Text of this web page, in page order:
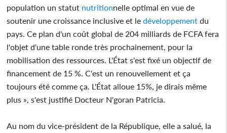
population un statut nutritionnelle optimal en vue de
soutenir une croissance inclusive et le développement du
pays. Ce plan d'un coût global de 204 milliards de FCFA fera
l'objet d'une table ronde très prochainement, pour la
mobilisation des ressources. L'État s'est fixé un objectif de
financement de 15 %. C'est un renouvellement et ça
toujours été comme ça. L'État alloue 15%, je dirais même
plus », s'est justifié Docteur N'goran Patricia.
Au nom du vice-président de la République, elle a salué, la